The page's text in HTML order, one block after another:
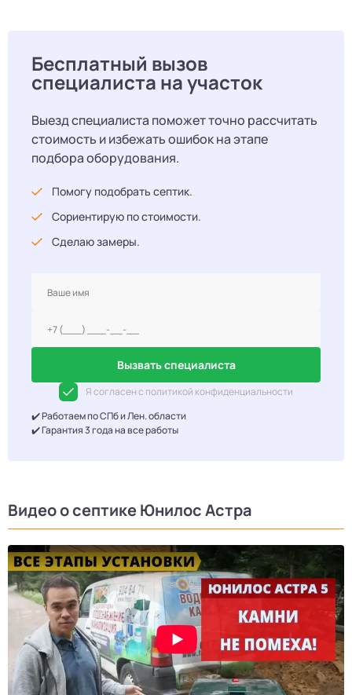
Бесплатный вызов
специалиста на участок
Выезд специалиста поможет точно рассчитать
стоимость и избежать ошибок на этапе
подбора оборудования.
Помогу подобрать септик.
Сориентирую по стоимости.
Сделаю замеры.
Вызвать специалиста
Я согласен с политикой конфиденциальности
✔️ Работаем по СПб и Лен. области
✔️ Гарантия 3 года на все работы
Видео о септике Юнилос Астра